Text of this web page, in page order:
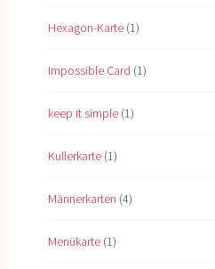
Hexagon-Karte (1)
Impossible Card (1)
keep it simple (1)
Kullerkarte (1)
Männerkarten (4)
Menükarte (1)